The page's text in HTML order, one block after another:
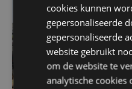
cookies kunnen
gepersonaliseerde
gepersonaliseerde
website gebruikt
om de website te
analytische